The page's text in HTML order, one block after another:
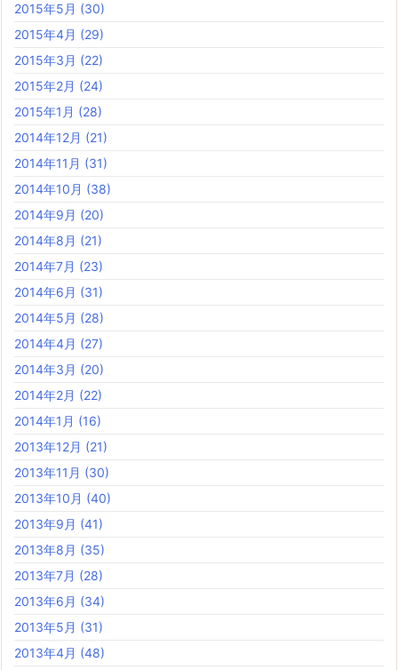
2015年5月 (30)
2015年4月 (29)
2015年3月 (22)
2015年2月 (24)
2015年1月 (28)
2014年12月 (21)
2014年11月 (31)
2014年10月 (38)
2014年9月 (20)
2014年8月 (21)
2014年7月 (23)
2014年6月 (31)
2014年5月 (28)
2014年4月 (27)
2014年3月 (20)
2014年2月 (22)
2014年1月 (16)
2013年12月 (21)
2013年11月 (30)
2013年10月 (40)
2013年9月 (41)
2013年8月 (35)
2013年7月 (28)
2013年6月 (34)
2013年5月 (31)
2013年4月 (48)